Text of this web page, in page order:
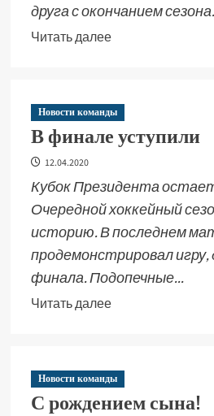
друга с окончанием
Читать далее
Новости команды
В финале уступили
12.04.2020
Кубок Президента
Очередной хоккейный
историю. В последнем
продемонстрировал
финала. Подопечные...
Читать далее
Новости команды
С рождением сына!